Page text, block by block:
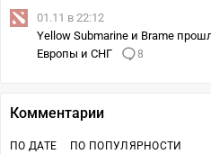
01.11 в 22:12
Yellow Submarine и Brame
Европы и СНГ
8
Комментарии
ПО ДАТЕ ПО ПОПУЛЯРНОСТИ